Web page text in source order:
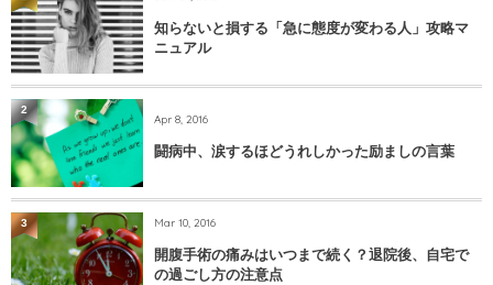
知らないと損する「急に態度が変わる人」攻略マ
ニュアル
Apr 8, 2016
闘病中、涙するほどうれしかった励ましの言葉
2
Mar 10, 2016
開腹手術の痛みはいつまで続く？退院後、自宅で
の過ごし方の注意点
3